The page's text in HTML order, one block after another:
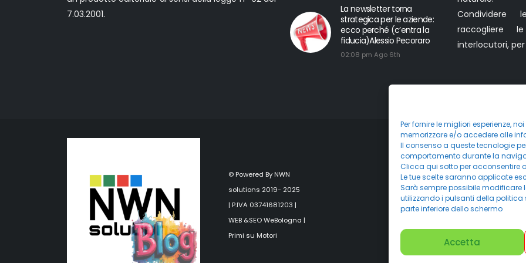
Per fornire le migliori esperienze,
memorizzare e/o accedere alle
Il consenso a queste tecnologie
comportamento durante la
Clicca qui sotto per acconsentire
Le tue scelte saranno applicate
Sarà sempre possibile modificare
utilizzando i pulsanti della
parte inferiore dello schermo
Accetta
7.03.2001.
La newsletter torna
strategica per le aziende:
ecco perché (c’entra la
fiducia)Alessio Pecoraro
02:08 pm Ago 6th
Condividere
raccogliere
interlocutori,
© Powered By NWN
solutions 2019- 2025
| P.IVA 03741681203 |
WEB &SEO WeBologna |
Primi su Motori